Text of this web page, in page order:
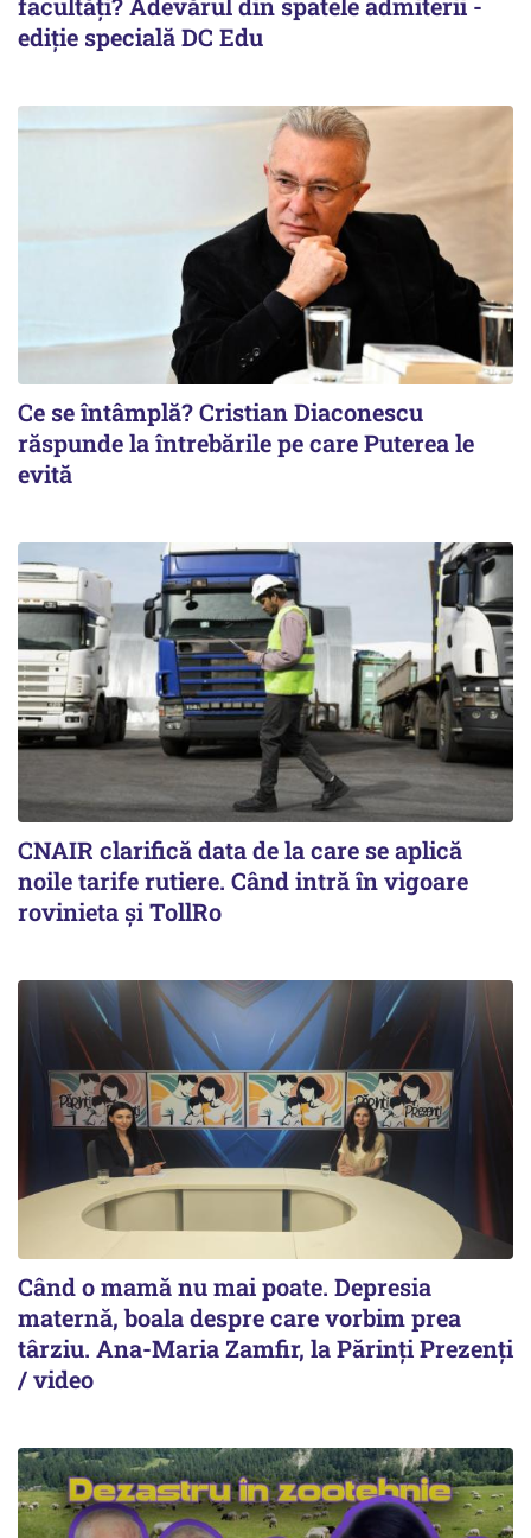
facultăți? Adevărul din spatele admiterii -
ediție specială DC Edu
Ce se întâmplă? Cristian Diaconescu
răspunde la întrebările pe care Puterea le
evită
CNAIR clarifică data de la care se aplică
noile tarife rutiere. Când intră în vigoare
rovinieta și TollRo
Când o mamă nu mai poate. Depresia
maternă, boala despre care vorbim prea
târziu. Ana-Maria Zamfir, la Părinți Prezenți
/ video